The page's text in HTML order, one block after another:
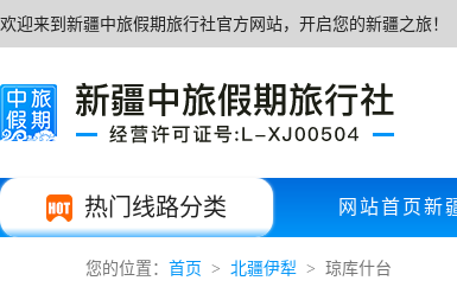
欢迎来到新疆中旅假期旅行社官方网站，开启您的新疆之旅！
热门线路分类 网站首页新
您的位置： 首页 北疆伊犁 琼库什台